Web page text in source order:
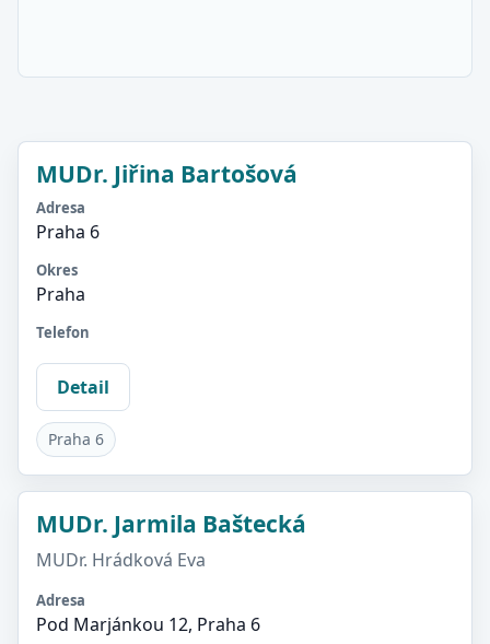
MUDr. Jiřina Bartošová
Adresa
Praha 6
Okres
Praha
Telefon
Detail
Praha 6
MUDr. Jarmila Baštecká
MUDr. Hrádková Eva
Adresa
Pod Marjánkou 12, Praha 6